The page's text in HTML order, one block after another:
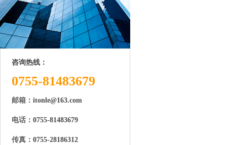
咨询热线：
0755-81483679
邮箱： itonle@163.com
电话： 0755-81483679
传真： 0755-28186312